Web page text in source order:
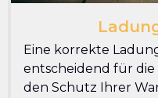
Eine korrekte
entscheidend für die
den Schutz Ihrer